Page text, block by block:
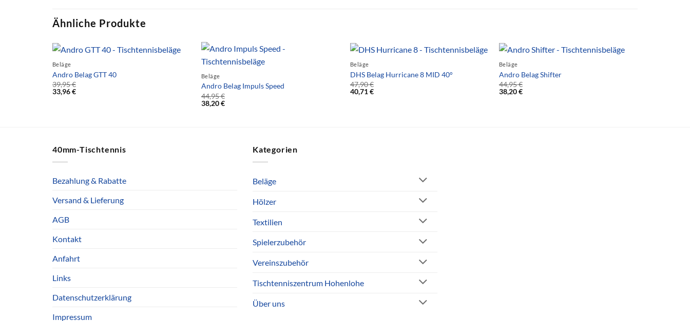
Ähnliche Produkte
Beläge
Andro Belag GTT 40
39,95€
33,96€
Beläge
Andro Belag Impuls Speed
44,95€
38,20€
Beläge
DHS Belag Hurricane 8 MID 40°
47,90€
40,71€
Beläge
Andro Belag Shifter
44,95€
38,20€
40mm-Tischtennis
Bezahlung & Rabatte
Versand & Lieferung
AGB
Kontakt
Anfahrt
Links
Datenschutzerklärung
Impressum
Kategorien
Beläge
Hölzer
Textilien
Spielerzubehör
Vereinszubehör
Tischtenniszentrum Hohenlohe
Über uns